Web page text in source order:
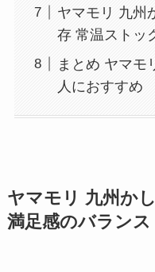
ヤマモリ 九州
存 常温ストッ
まとめ ヤマモ
人におすすめ
ヤマモリ 九州か
満足感のバランス